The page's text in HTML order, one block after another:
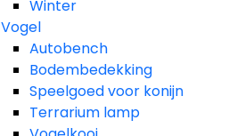
Winter
Vogel
Autobench
Bodembedekking
Speelgoed voor konijn
Terrarium lamp